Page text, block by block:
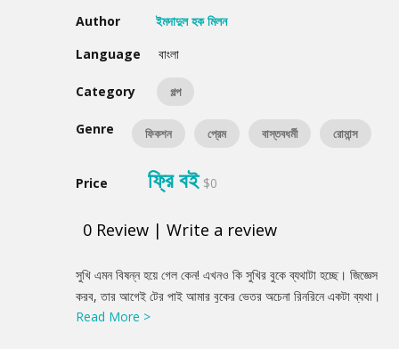
Author
ইমদাদুল হক মিলন
Language
বাংলা
Category গল্প
Genre ফিকশন প্রেম বাস্তবধর্মী রোমান্স
Price ফ্রি বই $0
0 Review | Write a review
Product
Summery
সুখি এমন বিষন্ন হয়ে গেল কেন! এখনও কি সুখির বুকে ব্যথাটা হচ্ছে। জিজ্ঞেস
করব, তার আগেই টের পাই আমার বুকের ভেতর অচেনা রিনরিনে একটা ব্যথা।
ব্যথায় আমি কুঁকড়ে যাই। সুখিকে বুঝতে দিই না কিছু। চেপে থাকি। সুখির
Read More >